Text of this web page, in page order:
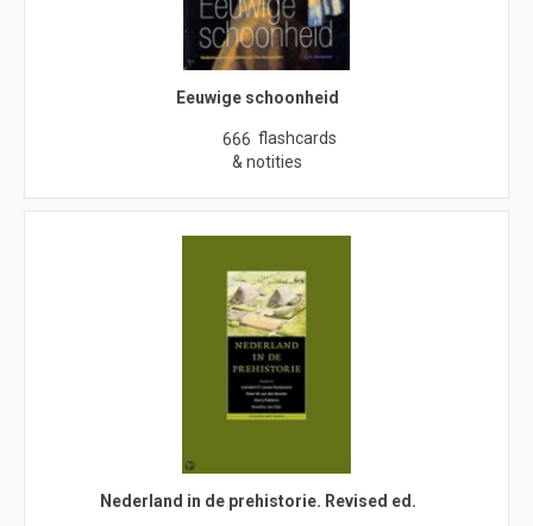
Eeuwige schoonheid
666 flashcards
& notities
Nederland in de prehistorie. Revised ed.